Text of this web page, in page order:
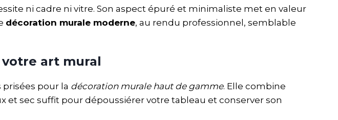
ni cadre ni vitre. Son aspect épuré et minimaliste met en valeur
décoration murale moderne, au rendu professionnel, semblable
art mural
pour la décoration murale haut de gamme. Elle combine
et sec suffit pour dépoussiérer votre tableau et conserver son